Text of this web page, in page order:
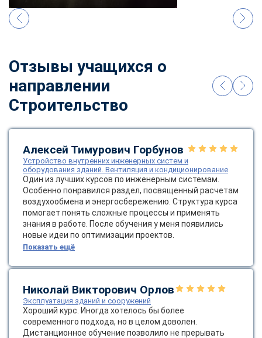
Отзывы учащихся о
направлении
Строительство
Алексей Тимурович Горбунов
Устройство внутренних инженерных систем и
оборудования зданий. Вентиляция и кондиционирование
Один из лучших курсов по инженерным системам.
Особенно понравился раздел, посвященный расчетам
воздухообмена и энергосбережению. Структура курса
помогает понять сложные процессы и применять
знания в работе. После обучения у меня появились
новые идеи по оптимизации проектов.
Показать ещё
Николай Викторович Орлов
Эксплуатация зданий и сооружений
Хороший курс. Иногда хотелось бы более
современного подхода, но в целом доволен.
Дистанционное обучение позволило не прерывать
ChatApp
online
Мессенджеры
Telegram WhatsApp
Vkontakte EMail